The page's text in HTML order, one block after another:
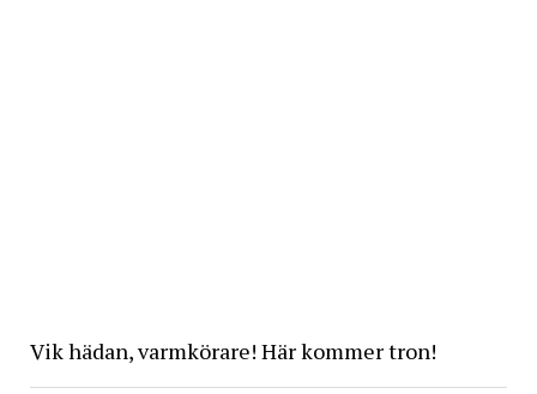
Vik hädan, varmkörare! Här kommer tron!